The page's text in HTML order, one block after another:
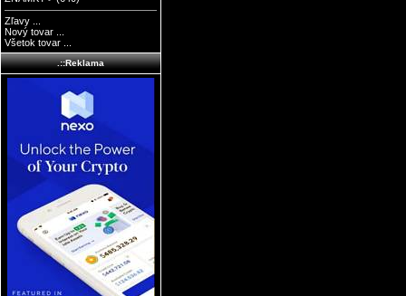
Zľavy ...
Nový tovar ...
Všetok tovar ...
.::Reklama